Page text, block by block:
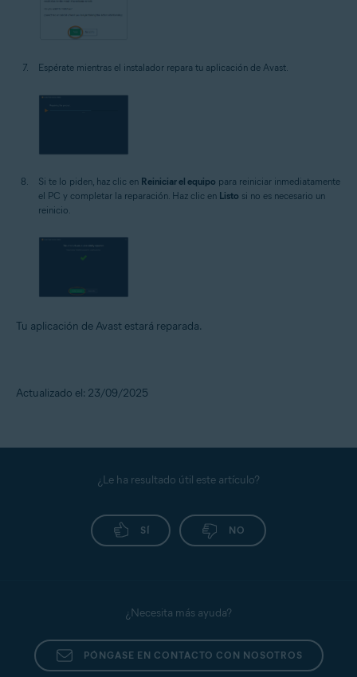
Espérate mientras el instalador repara tu aplicación de Avast.
Si te lo piden, haz clic en Reiniciar el equipo para reiniciar inmediatamente
el PC y completar la reparación. Haz clic en Listo si no es necesario un
reinicio.
Tu aplicación de Avast estará reparada.
Actualizado el: 23/09/2025
¿Le ha resultado útil este artículo?
SÍ NO
¿Necesita más ayuda?
PÓNGASE EN CONTACTO CON NOSOTROS